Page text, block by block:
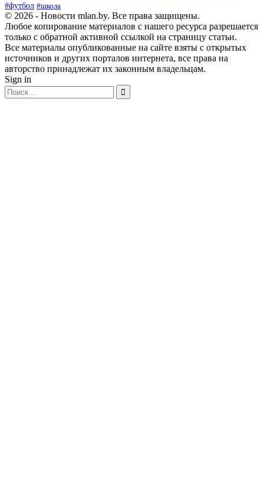
#футбол #школа
© 2026 - Новости mlan.by. Все права защищены.
Любое копирование материалов с нашего ресурса разрешается
только с обратной активной ссылкой на страницу статьи.
Все материалы опубликованные на сайте взяты с открытых
источников и других порталов интернета, все права на
авторство принадлежат их законным владельцам.
Sign in